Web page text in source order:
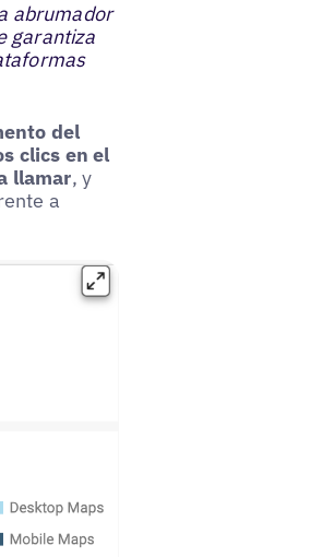
abrumador
garantiza
del
clics en el
llamar, y
a